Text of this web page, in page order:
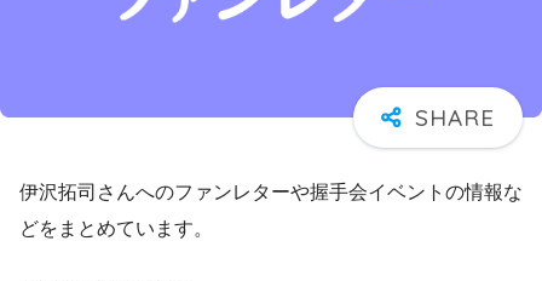
伊沢拓司さんへのファンレターや握手会イベントの情報な
どをまとめています。